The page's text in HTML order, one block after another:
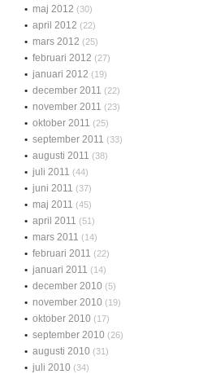
maj 2012 (30)
april 2012 (22)
mars 2012 (25)
februari 2012 (27)
januari 2012 (19)
december 2011 (22)
november 2011 (23)
oktober 2011 (25)
september 2011 (33)
augusti 2011 (38)
juli 2011 (44)
juni 2011 (37)
maj 2011 (45)
april 2011 (51)
mars 2011 (14)
februari 2011 (22)
januari 2011 (14)
december 2010 (5)
november 2010 (19)
oktober 2010 (17)
september 2010 (26)
augusti 2010 (31)
juli 2010 (34)